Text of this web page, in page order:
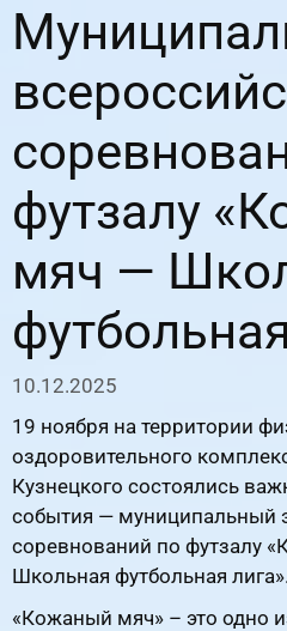
футзалу
мяч —
10.12.2025
19 ноября на территории
оздоровительного
Кузнецкого состоялись
события — муниципальный
соревнований по футзалу
Школьная футбольная лига».
«Кожаный мяч» – это одно